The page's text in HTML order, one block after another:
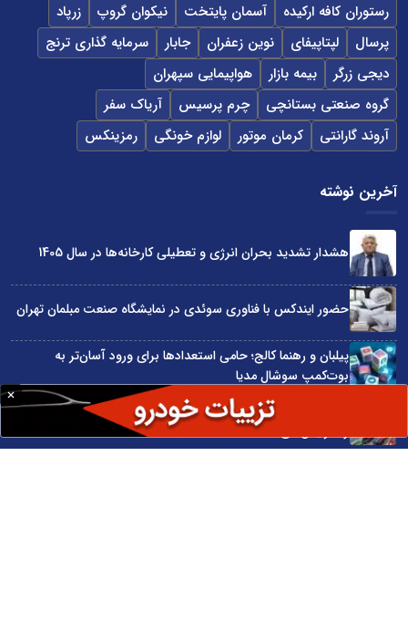
رستوران کافه ارکیده
آسمان پایتخت نیکوان گروپ
زرپاد
پرسال
لپتاپیفای نوین زعفران جابار
سرمایه گذاری ترنج
دیجی زرگر
بیمه بازار
هواپیمایی سپهران
گروه صنعتی بستانچی
چرم پرسیس
آریاک سفر
آروند گارانتی
کرمان موتور لوازم خونگی رمزینکس
آخرین نوشته
هشدار تشدید بحران انرژی و تعطیلی کارخانه‌ها در سال 1405
حضور ایندکس با فناوری سوئدی در نمایشگاه صنعت مبلمان تهران
پیلبان و رهنما کالج؛ حامی استعدادها برای ورود آسان‌تر به
بوت‌کمپ سوشال مدیا
واردات مستقیم از چین؛ چگونه حذف واسطه‌ها سود کسب‌وکارها
را افزایش می‌دهد؟